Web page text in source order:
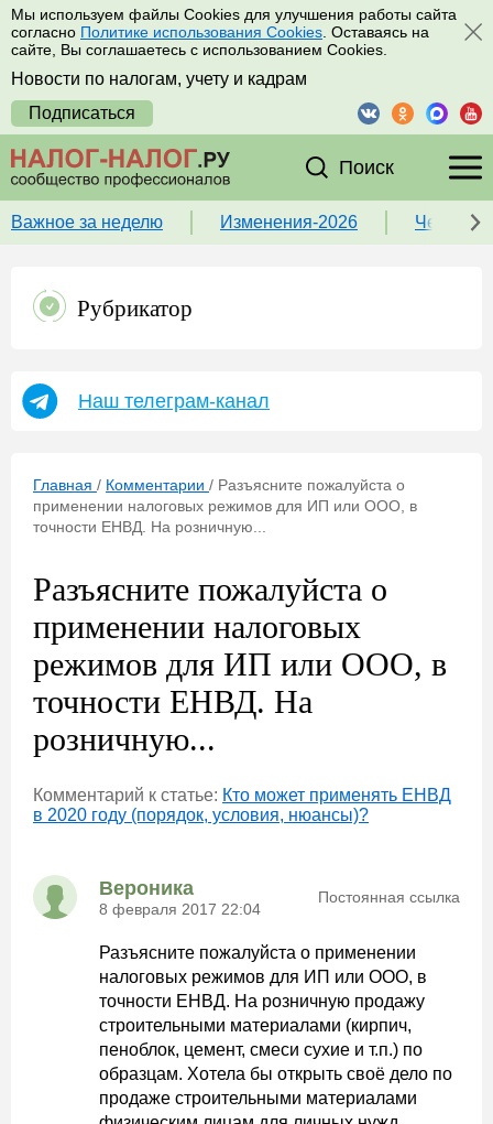
Мы используем файлы Cookies для улучшения работы сайта
согласно Политике использования Cookies . Оставаясь на
сайте, Вы соглашаетесь с использованием Cookies.
Новости по налогам, учету и кадрам
Подписаться
Поиск
Важное за неделю Изменения-2026 Чек-
Рубрикатор
Наш телеграм-канал
Главная / Комментарии / Разъясните пожалуйста о
применении налоговых режимов для ИП или ООО, в
точности ЕНВД. На розничную...
Разъясните пожалуйста о
применении налоговых
режимов для ИП или ООО, в
точности ЕНВД. На
розничную...
Комментарий к статье: Кто может применять ЕНВД
в 2020 году (порядок, условия, нюансы)?
Вероника
8 февраля 2017 22:04
Постоянная ссылка
Разъясните пожалуйста о применении
налоговых режимов для ИП или ООО, в
точности ЕНВД. На розничную продажу
строительными материалами (кирпич,
пеноблок, цемент, смеси сухие и т.п.) по
образцам. Хотела бы открыть своё дело по
продаже строительными материалами